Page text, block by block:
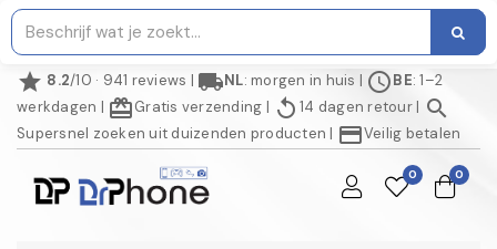
star 8.2/10 · 941 reviews | local_shippingNL: morgen in huis | scheduleBE: 1–2
werkdagen | redeemGratis verzending | replay 14 dagen retour| search
Supersnel zoeken uit duizenden producten | credit_cardVeilig betalen
0 0